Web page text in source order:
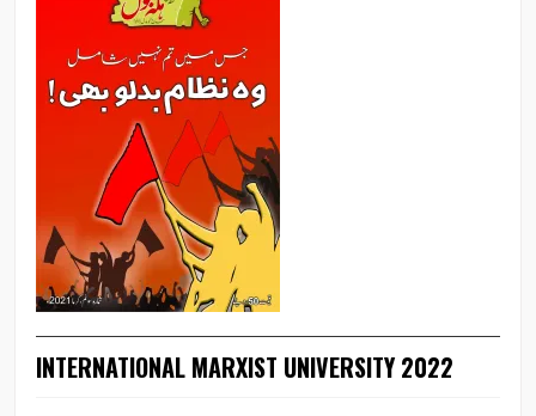
INTERNATIONAL MARXIST UNIVERSITY 2022